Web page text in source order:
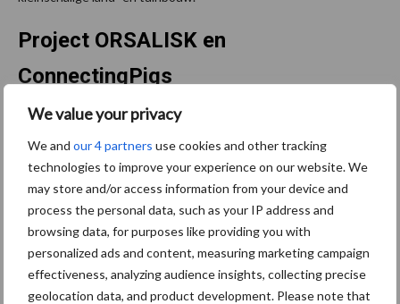
We value your privacy
We and our 4 partners use cookies and other tracking
technologies to improve your experience on our website. We
may store and/or access information from your device and
process the personal data, such as your IP address and
browsing data, for purposes like providing you with
personalized ads and content, measuring marketing campaign
effectiveness, analyzing audience insights, collecting precise
geolocation data, and product development. Please note that
Project ORSALISK en
ConnectingPigs
In de projecten ORSALISK en ConnectingPigs ligt de focus op
samenwerking. Via ORSALISK ontwikkelen verschillende korte
keten biobedrijven tools ter ondersteuning van de verdere
uitbouw en verbetering van interne samenwerking,
arbeidsverhoudingen en -relaties binnen bedrijven. Het
aanmoedigen, faciliteren en uitrollen van een geautomatiseerde
vergelijking van technische en economische prestaties van
vleesvarkens om de bedrijfsvoering nabijer op te volgen en beter